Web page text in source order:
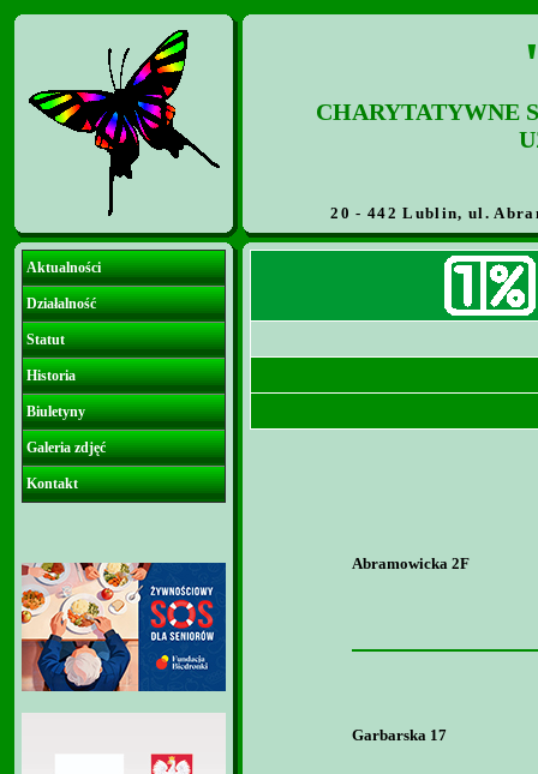
CHARYTATYWNE
20 - 442 Lublin, ul.
Aktualności
Działalność
Statut
Historia
Biuletyny
Galeria zdjęć
Kontakt
Abramowicka 2F
Garbarska 17